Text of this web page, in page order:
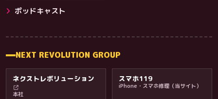
その他サービス
ポッドキャスト
NEXT REVOLUTION GROUP
ネクストレボリューション
本社
スマホ119
iPhone・スマホ修理（当サイト）